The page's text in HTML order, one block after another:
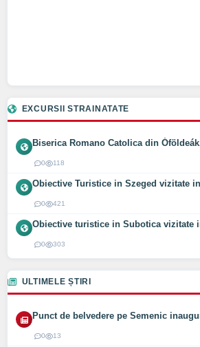
EXCURSII STRAINATATE
Biserica Romano Catolica din
0 118
Obiective Turistice in Szeged vizitate
0 421
Obiective turistice in Subotica vizitate
0 303
ULTIMELE ȘTIRI
Punct de belvedere pe Semenic
0 13